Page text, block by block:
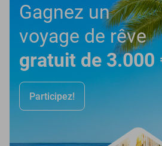
Gagnez un
voyage de rêve
gratuit de 3.000
Participez!